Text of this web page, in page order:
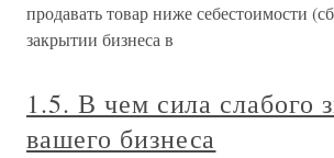
продавать товар ниже себестоимости
закрытии бизнеса в
1.5. В чем сила слабого
вашего бизнеса